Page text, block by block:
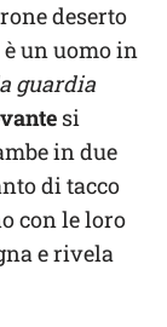
deserto
è un uomo in
guardia
si
in due
di tacco
con le loro
e rivela